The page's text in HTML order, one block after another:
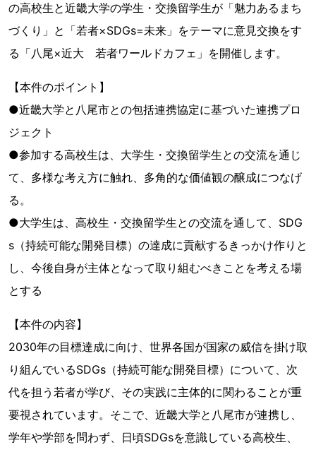
の高校生と近畿大学の学生・交換留学生が「魅力あるまち
づくり」と「若者×SDGs=未来」をテーマに意見交換をす
る「八尾×近大 若者ワールドカフェ」を開催します。
【本件のポイント】
●近畿大学と八尾市との包括連携協定に基づいた連携プロ
ジェクト
●参加する高校生は、大学生・交換留学生との交流を通じ
て、多様な考え方に触れ、多角的な価値観の醸成につなげ
る。
●大学生は、高校生・交換留学生との交流を通して、SDG
s（持続可能な開発目標）の達成に貢献するきっかけ作りと
し、今後自身が主体となって取り組むべきことを考える場
とする
【本件の内容】
2030年の目標達成に向け、世界各国が国家の威信を掛け取
り組んでいるSDGs（持続可能な開発目標）について、次
代を担う若者が学び、その実践に主体的に関わることが重
要視されています。そこで、近畿大学と八尾市が連携し、
学年や学部を問わず、日頃SDGsを意識している高校生、